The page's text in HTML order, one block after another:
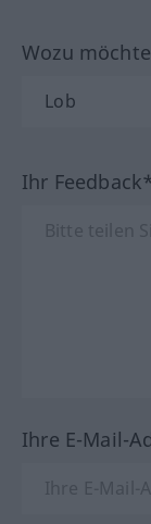
Wozu
Ihr
Ihre E-Mail-